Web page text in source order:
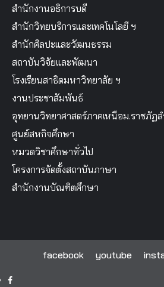
สำนักงานอธิการบดี
สำนักวิทยบริการและเทคโนโลยี ฯ
สำนักศิลปะและวัฒนธรรม
สถาบันวิจัยและพัฒนา
โรงเรียนสาธิตมหาวิทยาลัย ฯ
งานประชาสัมพันธ์
อุทยานวิทยาศาสตร์ภาคเหนือม.ราชภัฏล
ศูนย์สหกิจศึกษา
หมวดวิชาศึกษาทั่วไป
โครงการจัดตั้งสถาบันภาษา
สำนักงานบัณฑิตศึกษา
facebook youtube
facebook